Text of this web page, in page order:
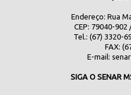
Endereço: Rua
CEP: 79040-
Tel.: (67) 3320-
FAX:
E-mail:
SIGA O SENAR